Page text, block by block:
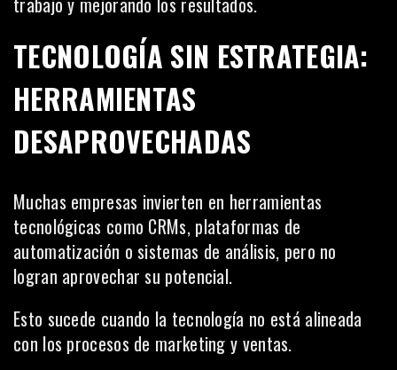
TECNOLOGÍA SIN ESTRATEGIA:
HERRAMIENTAS
DESAPROVECHADAS
Muchas empresas invierten en herramientas
tecnológicas como CRMs, plataformas de
automatización o sistemas de análisis, pero no
logran aprovechar su potencial.
Esto sucede cuando la tecnología no está alineada
con los procesos de marketing y ventas.